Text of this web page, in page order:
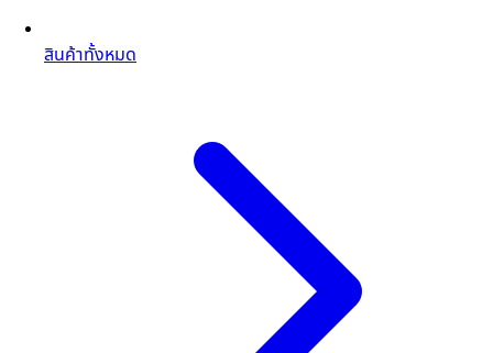
สินค้าทั้งหมด